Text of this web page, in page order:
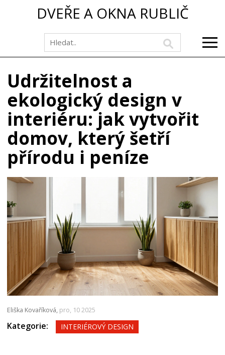
DVEŘE A OKNA RUBLIČ
Udržitelnost a
ekologický design v
interiéru: jak vytvořit
domov, který šetří
přírodu i peníze
Eliška Kovaříková, pro, 10 2025
Kategorie: INTERIÉROVÝ DESIGN